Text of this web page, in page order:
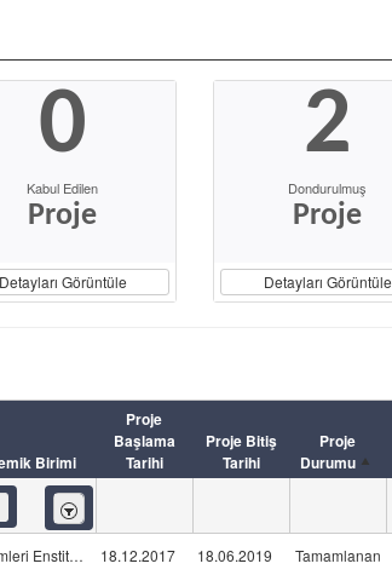
0
Kabul Edilen
Proje
Detayları Görüntüle
2
Dondurulmuş
Proje
Detayları Görüntüle
Birimi
Proje
Başlama
Tarihi
Proje Bitiş
Tarihi
Proje
Durumu
İçeren
Fen Bilimleri Enstitüsü 18.12.2017 18.06.2019 Tamamlanan